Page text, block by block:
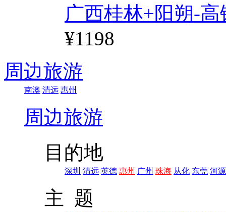
广西桂林+阳朔-高
¥1198
周边旅游
南澳 清远 惠州
周边旅游
目的地
深圳 清远 英德 惠州 广州 珠海 从化 东莞 河源
主 题